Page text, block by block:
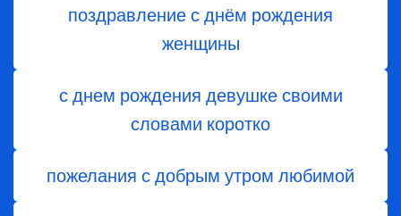
поздравление с днём рождения
женщины
с днем рождения девушке своими
словами коротко
пожелания с добрым утром любимой